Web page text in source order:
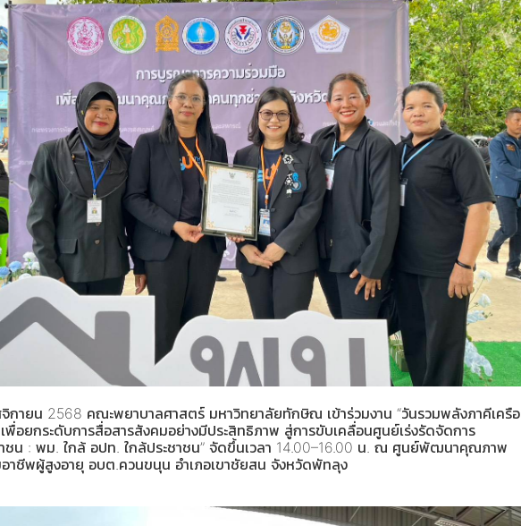
กายน 2568 คณะพยาบาลศาสตร์ มหาวิทยาลัยทักษิณ เข้าร่วมงาน “วันรวมพลังภาคีเครือ
อยกระดับการสื่อสารสังคมอย่างมีประสิทธิภาพ สู่การขับเคลื่อนศูนย์เร่งรัดจัดการ
ชน : พม. ใกล้ อปท. ใกล้ประชาชน” จัดขึ้นเวลา 14.00–16.00 น. ณ ศูนย์พัฒนาคุณภาพ
อาชีพผู้สูงอายุ อบต.ควนขนุน อำเภอเขาชัยสน จังหวัดพัทลุง